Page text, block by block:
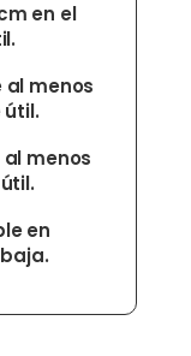
en el
menos
útil.
menos
en